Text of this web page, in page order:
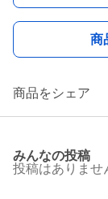
商
商品をシェア
みんなの投稿
投稿はありませ